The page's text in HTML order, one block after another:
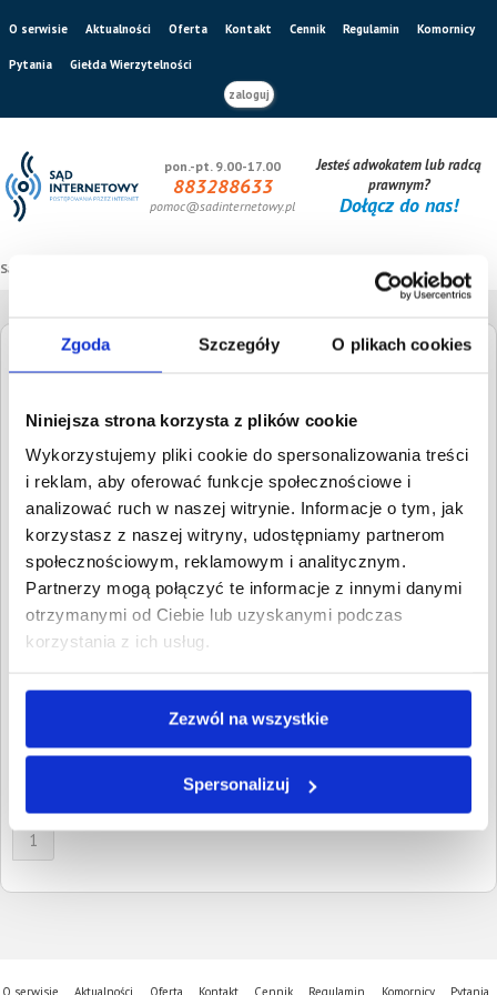
Zgoda Szczegóły O plikach cookies
Niniejsza strona korzysta z plików cookie
Wykorzystujemy pliki cookie do spersonalizowania treści
i reklam, aby oferować funkcje społecznościowe i
analizować ruch w naszej witrynie. Informacje o tym, jak
korzystasz z naszej witryny, udostępniamy partnerom
społecznościowym, reklamowym i analitycznym.
Partnerzy mogą połączyć te informacje z innymi danymi
otrzymanymi od Ciebie lub uzyskanymi podczas
korzystania z ich usług.
Zezwól na wszystkie
Spersonalizuj
O serwisie Aktualności Oferta Kontakt Cennik Regulamin Komornicy
Pytania
Giełda Wierzytelności
zaloguj
pon.-pt. 9.00-17.00
883288633
pomoc@sadinternetowy.pl
Jesteś adwokatem lub radcą
prawnym?
Dołącz do nas!
Sąd internetowy
Giełda Wierzytelności
Szukaj dłużnika
Wpisz NIP, REGON, KRS, miejscowość, nazwę
Wyczyść Szukaj
Znalezione:1, Łączna wartość:5 096,00 PLN
DŁUGOSZ Paweł
5 096,00 PLN
1
O serwisie Aktualności Oferta Kontakt Cennik Regulamin Komornicy Pytania